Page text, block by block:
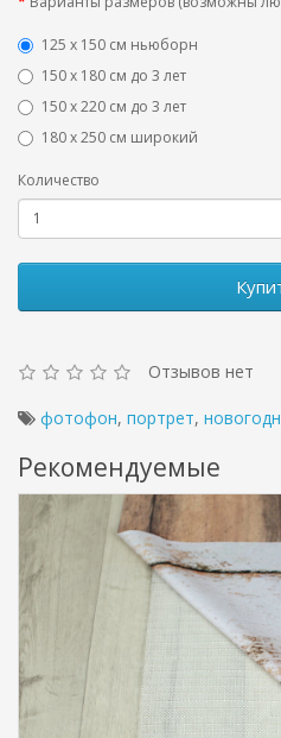
125 x 150 см ньюборн
150 х 180 см до 3 лет
150 х 220 см до 3 лет
180 х 250 см широкий
Количество
Отзывов нет
фотофон, портрет,
Рекомендуемые